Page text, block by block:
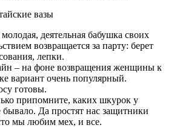
молодая, деятельная бабушка своих
возвращается за парту: берет
лепки.
– на фоне возвращения женщины к
вариант очень популярный.
готовы.
припомните, каких шкурок у
Да простят нас защитники
мы любим мех, и все.